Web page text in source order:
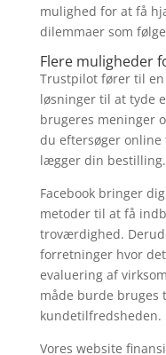
mulighed for at få
dilemmaer som
Flere muligheder
Trustpilot fører til
løsninger til at tyde
brugeres meninger
du eftersøger
lægger din bestilling.
Facebook bringer
metoder til at få
troværdighed.
forretninger hvor
evaluering af
måde burde bruges
kundetilfredsheden.
Vores website